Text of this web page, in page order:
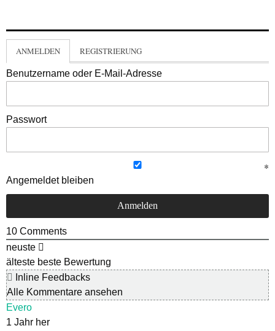
ANMELDEN REGISTRIERUNG
Benutzername oder E-Mail-Adresse
Passwort
Angemeldet bleiben
10 Comments
neuste
älteste beste Bewertung
Inline Feedbacks
Alle Kommentare ansehen
Evero
1 Jahr her